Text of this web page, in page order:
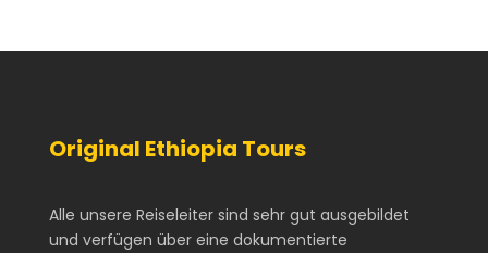
Original Ethiopia Tours
Alle unsere Reiseleiter sind sehr gut ausgebildet
und verfügen über eine dokumentierte